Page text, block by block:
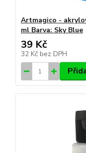
Artmagico -
ml Barva: Sky Blue
39 Kč
32 Kč bez DPH